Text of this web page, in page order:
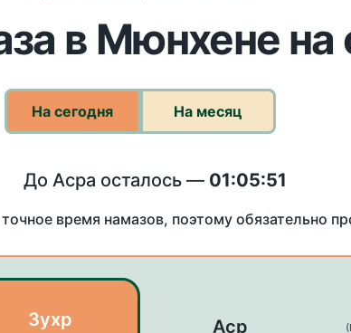
в Мюнхене на
На сегодня На месяц
До Асра осталось — 01:05:51
время намазов, поэтому обязательно
Зухр Аср